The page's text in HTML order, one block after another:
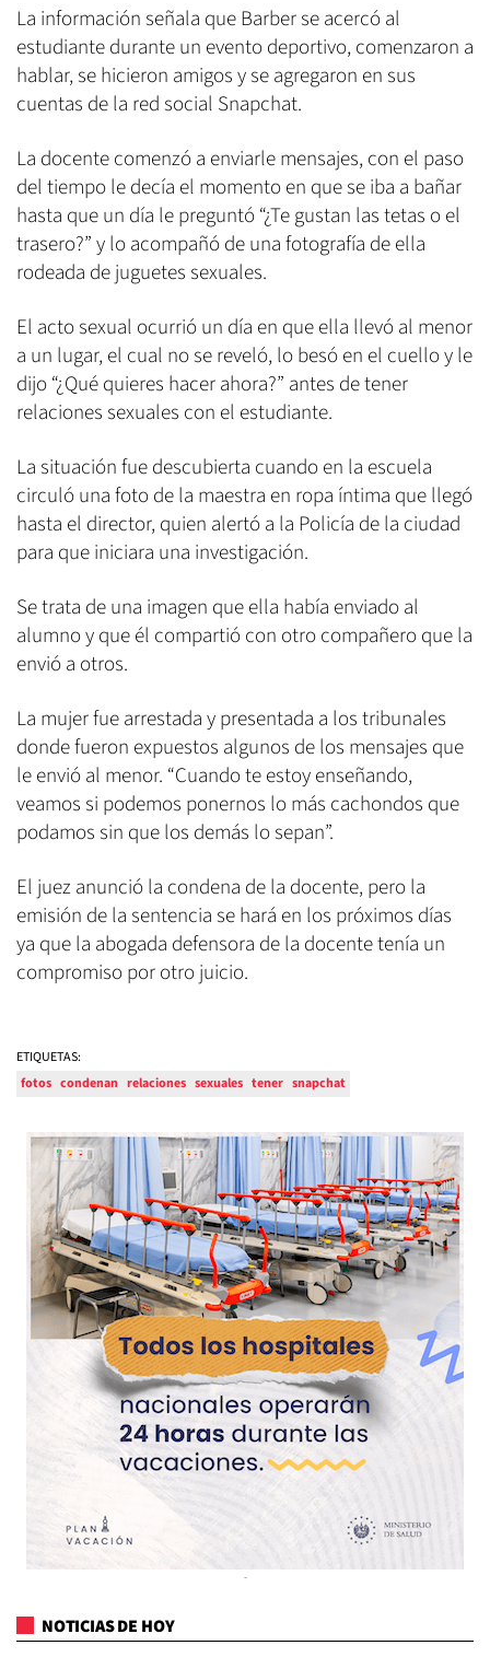
La información señala que Barber se acercó al
estudiante durante un evento deportivo, comenzaron a
hablar, se hicieron amigos y se agregaron en sus
cuentas de la red social Snapchat.
La docente comenzó a enviarle mensajes, con el paso
del tiempo le decía el momento en que se iba a bañar
hasta que un día le preguntó “¿Te gustan las tetas o el
trasero?” y lo acompañó de una fotografía de ella
rodeada de juguetes sexuales.
El acto sexual ocurrió un día en que ella llevó al menor
a un lugar, el cual no se reveló, lo besó en el cuello y le
dijo “¿Qué quieres hacer ahora?” antes de tener
relaciones sexuales con el estudiante.
La situación fue descubierta cuando en la escuela
circuló una foto de la maestra en ropa íntima que llegó
hasta el director, quien alertó a la Policía de la ciudad
para que iniciara una investigación.
Se trata de una imagen que ella había enviado al
alumno y que él compartió con otro compañero que la
envió a otros.
La mujer fue arrestada y presentada a los tribunales
donde fueron expuestos algunos de los mensajes que
le envió al menor. “Cuando te estoy enseñando,
veamos si podemos ponernos lo más cachondos que
podamos sin que los demás lo sepan”.
El juez anunció la condena de la docente, pero la
emisión de la sentencia se hará en los próximos días
ya que la abogada defensora de la docente tenía un
compromiso por otro juicio.
ETIQUETAS:
fotos condenan relaciones sexuales tener snapchat
NOTICIAS DE HOY